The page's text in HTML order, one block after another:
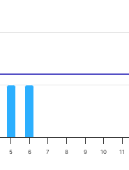
5 6 7 8 9 10 11